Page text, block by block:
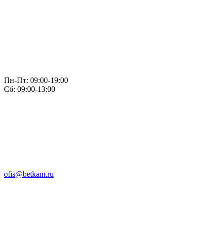
Пн-Пт: 09:00-19:00
Сб: 09:00-13:00
ofis@betkam.ru